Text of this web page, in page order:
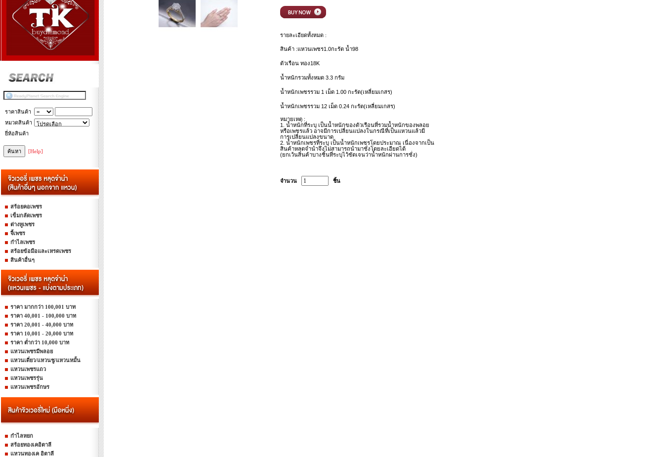
ราคาสินค้า
หมวดสินค้า
ยี่ห้อสินค้า
[Help]
สร้อยคอเพชร
เข็มกลัดเพชร
ต่างหูเพชร
จี้เพชร
กำไลเพชร
สร้อยข้อมือและเหรดเพชร
สินค้าอื่นๆ
ราคา มากกว่า 100,001 บาท
ราคา 40,001 - 100,000 บาท
ราคา 20,001 - 40,000 บาท
ราคา 10,001 - 20,000 บาท
ราคา ต่ำกว่า 10,000 บาท
แหวนเพชรมีพลอย
แหวนเดี่ยว/แหวนชู/แหวนหมั้น
แหวนเพชรแถว
แหวนเพชรรุ่น
แหวนเพชรอักษร
กำไลหยก
สร้อยทองเคอิตาลี
แหวนทองเค อิตาลี
รายละเอียดทั้งหมด :
สินค้า :แหวนเพชร1.0กะรัต น้ำ98
ตัวเรือน ทอง18K
น้ำหนักรวมทั้งหมด 3.3 กรัม
น้ำหนักเพชรรวม 1 เม็ด 1.00 กะรัต(เหลี่ยมเกสร)
น้ำหนักเพชรรวม 12 เม็ด 0.24 กะรัต(เหลี่ยมเกสร)
หมายเหตุ :
1. น้ำหนักที่ระบุ เป็นน้ำหนักของตัวเรือนที่รวมน้ำหนักของพลอย
หรือเพชรแล้ว อาจมีการเปลี่ยนแปลงในกรณีที่เป็นแหวนแล้วมี
การเปลี่ยนแปลงขนาด
2. น้ำหนักเพชรที่ระบุ เป็นน้ำหนักเพชรโดยประมาณ เนื่องจากเป็น
สินค้าหลุดจำนำจึงไม่สามารถนำมาชั่งโดยละเอียดได้
(ยกเว้นสินค้าบางชิ้นที่ระบุไว้ชัดเจนว่าน้ำหนักผ่านการชั่ง)
จำนวน ชิ้น